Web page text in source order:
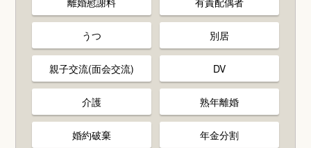
うつ 別居
親子交流(面会交流) DV
介護 熟年離婚
婚約破棄 年金分割